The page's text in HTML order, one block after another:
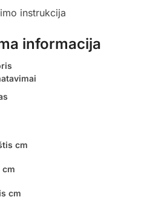
instrukcija
informacija
cm
cm
cm